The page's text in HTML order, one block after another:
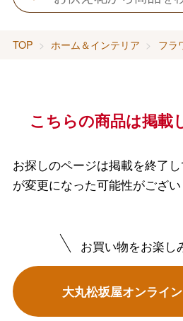
TOP ホーム＆インテリア フラ
こちらの商品は掲載
お探しのページは掲載を終了
が変更になった可能性がござい
お買い物をお楽し
大丸松坂屋オンライ
ビューティ
ファッシ
大丸・松坂屋
出産内祝
ホワイト
父の日